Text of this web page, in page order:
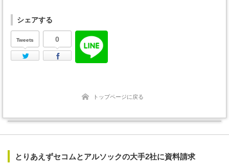
シェアする
Tweets
Twitter
0
Facebook
トップページに戻る
とりあえずセコムとアルソックの大手2社に資料請求